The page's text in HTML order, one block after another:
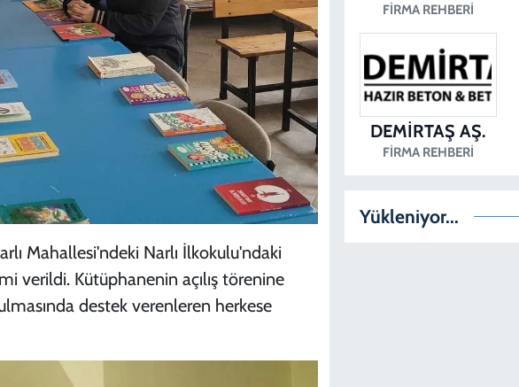
Mahallesi'ndeki Narlı İlkokulu'ndaki
verildi. Kütüphanenin açılış törenine
destek verenleren herkese
FIRMA REHBERI
DEMİRTAŞ AŞ.
FIRMA REHBERI
Yükleniyor...